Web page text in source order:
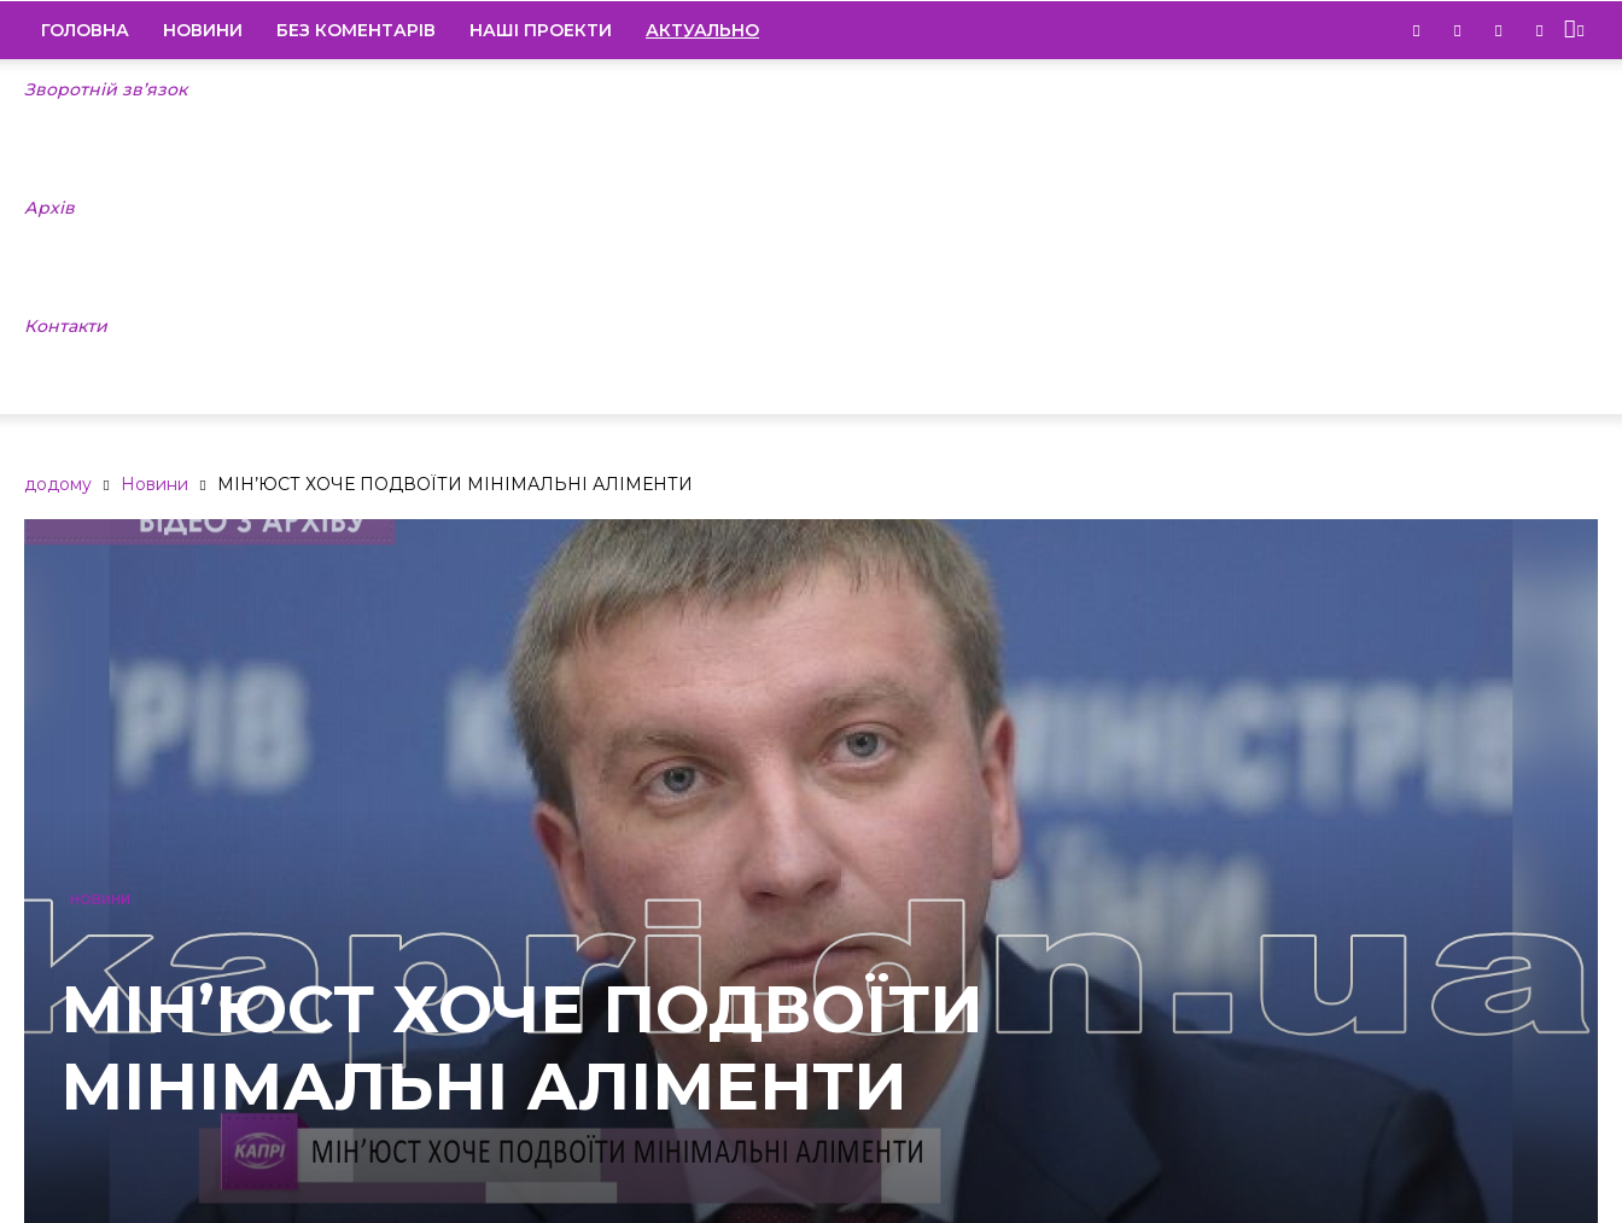
ГОЛОВНА НОВИНИ БЕЗ КОМЕНТАРІВ НАШІ ПРОЕКТИ АКТУАЛЬНО
Зворотній зв’язок
Архів
Контакти
додому Новини МІН’ЮСТ ХОЧЕ ПОДВОЇТИ МІНІМАЛЬНІ АЛІМЕНТИ
НОВИНИ
МІН’ЮСТ ХОЧЕ ПОДВОЇТИ
МІНІМАЛЬНІ АЛІМЕНТИ